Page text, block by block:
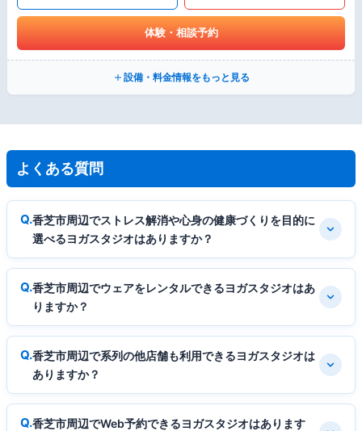
体験・相談予約
設備・料金情報をもっと見る
よくある質問
香芝市周辺でストレス解消や心身の健康づくりを目的に
選べるヨガスタジオはありますか？
香芝市周辺でウェアをレンタルできるヨガスタジオはあ
りますか？
香芝市周辺で系列の他店舗も利用できるヨガスタジオは
ありますか？
香芝市周辺でWeb予約できるヨガスタジオはあります